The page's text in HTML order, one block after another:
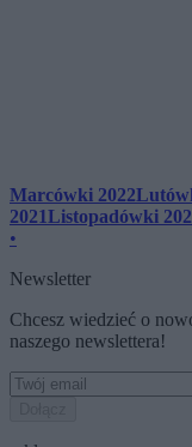
Marcówki 2022
2021Listopadówki
•
Newsletter
Chcesz wiedzieć o
naszego newslettera!